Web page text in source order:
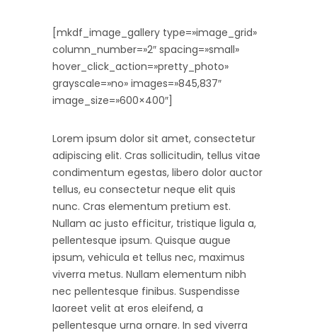
[mkdf_image_gallery type=»image_grid»
column_number=»2″ spacing=»small»
hover_click_action=»pretty_photo»
grayscale=»no» images=»845,837″
image_size=»600×400″]
Lorem ipsum dolor sit amet, consectetur
adipiscing elit. Cras sollicitudin, tellus vitae
condimentum egestas, libero dolor auctor
tellus, eu consectetur neque elit quis
nunc. Cras elementum pretium est.
Nullam ac justo efficitur, tristique ligula a,
pellentesque ipsum. Quisque augue
ipsum, vehicula et tellus nec, maximus
viverra metus. Nullam elementum nibh
nec pellentesque finibus. Suspendisse
laoreet velit at eros eleifend, a
pellentesque urna ornare. In sed viverra